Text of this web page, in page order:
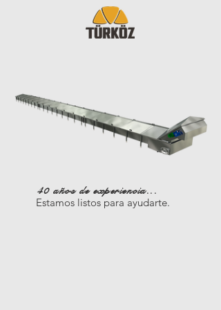
40 años de experiencia...
Estamos listos para ayudarte.